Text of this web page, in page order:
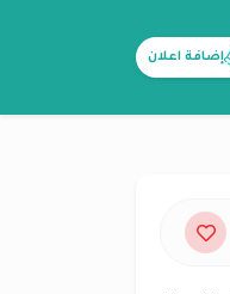
إضافة اعلان